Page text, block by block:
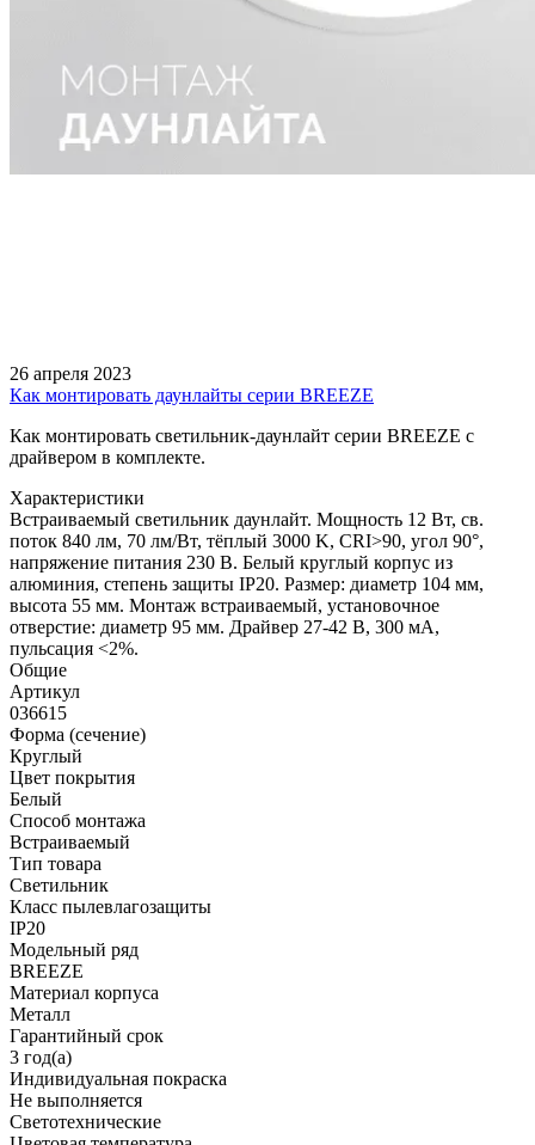
26 апреля 2023
Как монтировать даунлайты серии BREEZE
Как монтировать светильник-даунлайт серии BREEZE с
драйвером в комплекте.
Характеристики
Встраиваемый светильник даунлайт. Мощность 12 Вт, св.
поток 840 лм, 70 лм/Вт, тёплый 3000 K, CRI>90, угол 90°,
напряжение питания 230 В. Белый круглый корпус из
алюминия, степень защиты IP20. Размер: диаметр 104 мм,
высота 55 мм. Монтаж встраиваемый, установочное
отверстие: диаметр 95 мм. Драйвер 27-42 В, 300 мА,
пульсация <2%.
Общие
Артикул
036615
Форма (сечение)
Круглый
Цвет покрытия
Белый
Способ монтажа
Встраиваемый
Тип товара
Светильник
Класс пылевлагозащиты
IP20
Модельный ряд
BREEZE
Материал корпуса
Металл
Гарантийный срок
3 год(а)
Индивидуальная покраска
Не выполняется
Светотехнические